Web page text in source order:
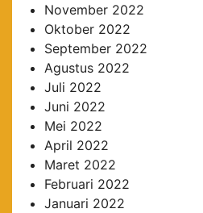
November 2022
Oktober 2022
September 2022
Agustus 2022
Juli 2022
Juni 2022
Mei 2022
April 2022
Maret 2022
Februari 2022
Januari 2022